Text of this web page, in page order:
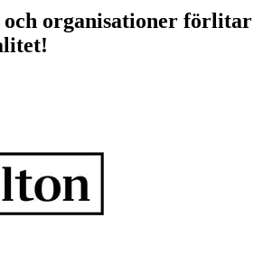
och organisationer förlitar